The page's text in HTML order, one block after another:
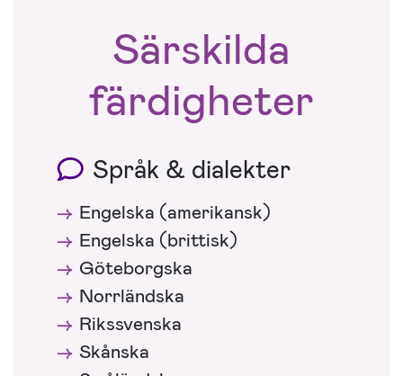
Särskilda
färdigheter
Språk & dialekter
Engelska (amerikansk)
Engelska (brittisk)
Göteborgska
Norrländska
Rikssvenska
Skånska